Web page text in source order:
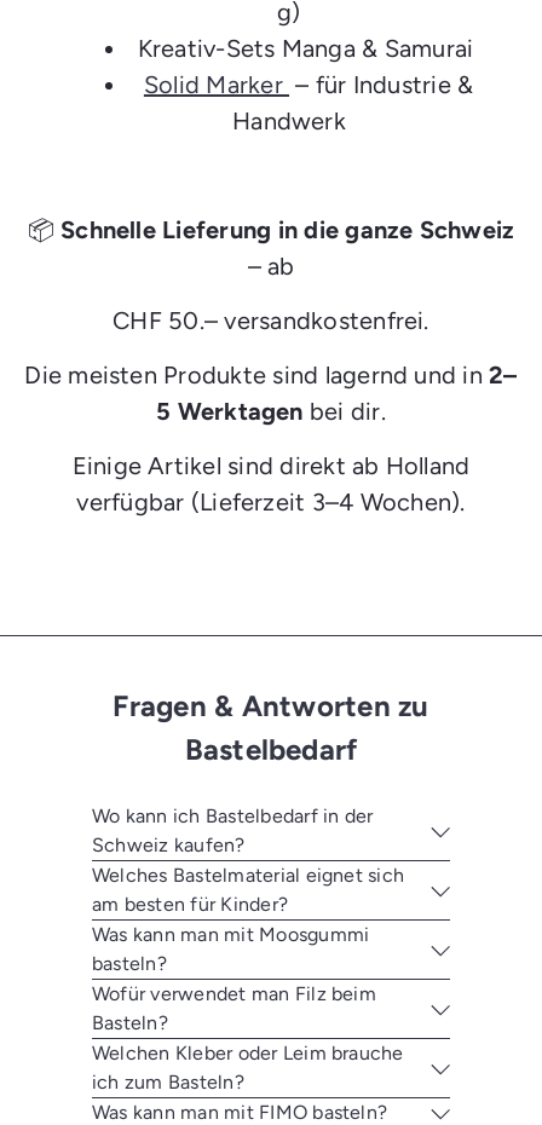
g)
Kreativ-Sets Manga & Samurai
Solid Marker – für Industrie &
Handwerk
📦 Schnelle Lieferung in die ganze Schweiz
– ab
CHF 50.– versandkostenfrei.
Die meisten Produkte sind lagernd und in2–
5 Werktagen bei dir.
Einige Artikel sind direkt ab Holland
verfügbar (Lieferzeit 3–4 Wochen).
Fragen & Antworten zu
Bastelbedarf
Wo kann ich Bastelbedarf in der
Schweiz kaufen?
Welches Bastelmaterial eignet sich
am besten für Kinder?
Was kann man mit Moosgummi
basteln?
Wofür verwendet man Filz beim
Basteln?
Welchen Kleber oder Leim brauche
ich zum Basteln?
Was kann man mit FIMO basteln?